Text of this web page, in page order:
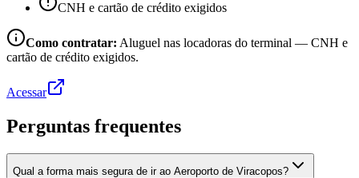
CNH e cartão de crédito exigidos
Como contratar: Aluguel nas locadoras do terminal — CNH e
cartão de crédito exigidos.
Acessar
Perguntas frequentes
Qual a forma mais segura de ir ao Aeroporto de Viracopos?